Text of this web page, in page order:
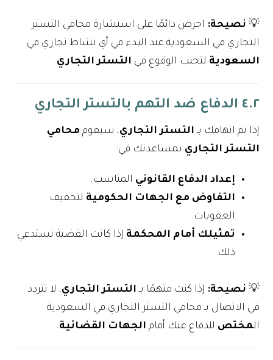
💡 نصيحة: احرص دائمًا على استشارة محامي التستر
التجاري في السعودية عند البدء في أي نشاط تجاري في
السعودية لتجنب الوقوع في التستر التجاري.
٤.٢ الدفاع ضد التهم بالتستر التجاري
إذا تم اتهامك بـ التستر التجاري، سيقوم محامي
التستر التجاري بمساعدتك في:
إعداد الدفاع القانوني المناسب.
التفاوض مع الجهات الحكومية لتخفيف
العقوبات.
تمثيلك أمام المحكمة إذا كانت القضية تستدعي
ذلك.
💡 نصيحة: إذا كنت متهمًا بـ التستر التجاري، لا تتردد
في الاتصال بـ محامي التستر التجاري في السعودية
المختص للدفاع عنك أمام الجهات القضائية.